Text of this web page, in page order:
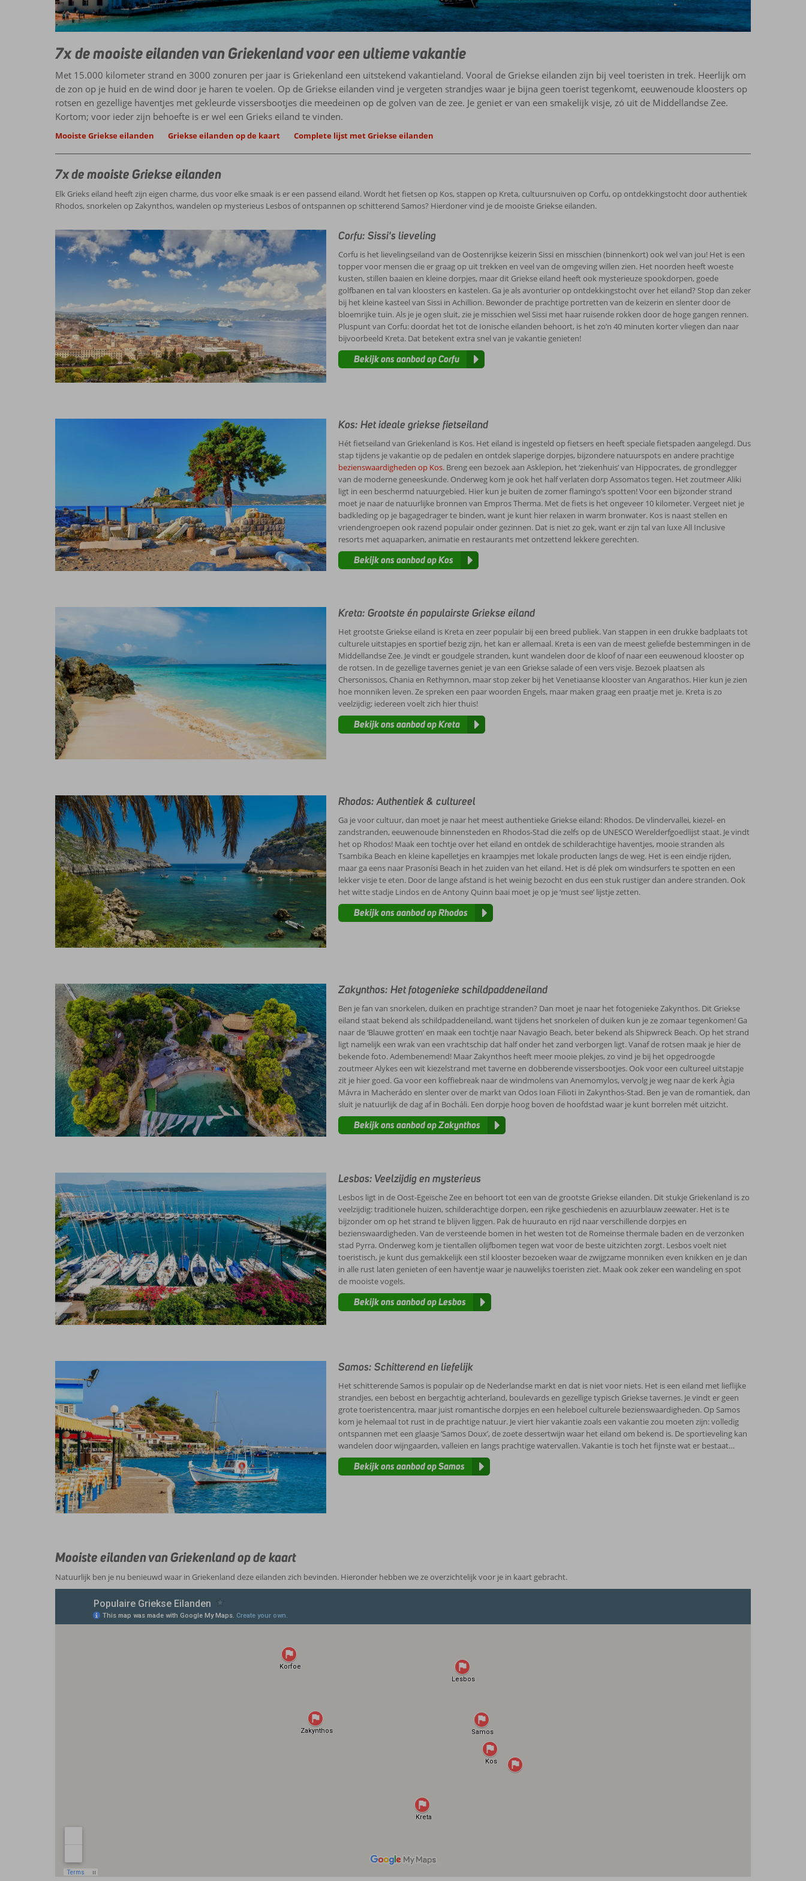
7x de mooiste eilanden van Griekenland voor een ultieme vakantie
Met 15.000 kilometer strand en 3000 zonuren per jaar is Griekenland een uitstekend vakantieland. Vooral de Griekse eilanden zijn bij veel toeristen in trek. Heerlijk om
de zon op je huid en de wind door je haren te voelen. Op de Griekse eilanden vind je vergeten strandjes waar je bijna geen toerist tegenkomt, eeuwenoude kloosters op
rotsen en gezellige haventjes met gekleurde vissersbootjes die meedeinen op de golven van de zee. Je geniet er van een smakelijk visje, zó uit de Middellandse Zee.
Kortom; voor ieder zijn behoefte is er wel een Grieks eiland te vinden.
Mooiste Griekse eilanden Griekse eilanden op de kaart Complete lijst met Griekse eilanden
7x de mooiste Griekse eilanden
Elk Grieks eiland heeft zijn eigen charme, dus voor elke smaak is er een passend eiland. Wordt het fietsen op Kos, stappen op Kreta, cultuursnuiven op Corfu, op ontdekkingstocht door authentiek
Rhodos, snorkelen op Zakynthos, wandelen op mysterieus Lesbos of ontspannen op schitterend Samos? Hierdoner vind je de mooiste Griekse eilanden.
Corfu: Sissi's lieveling
Corfu is het lievelingseiland van de Oostenrijkse keizerin Sissi en misschien (binnenkort) ook wel van jou! Het is een
topper voor mensen die er graag op uit trekken en veel van de omgeving willen zien. Het noorden heeft woeste
kusten, stillen baaien en kleine dorpjes, maar dit Griekse eiland heeft ook mysterieuze spookdorpen, goede
golfbanen en tal van kloosters en kastelen. Ga je als avonturier op ontdekkingstocht over het eiland? Stop dan zeker
bij het kleine kasteel van Sissi in Achillion. Bewonder de prachtige portretten van de keizerin en slenter door de
bloemrijke tuin. Als je je ogen sluit, zie je misschien wel Sissi met haar ruisende rokken door de hoge gangen rennen.
Pluspunt van Corfu: doordat het tot de Ionische eilanden behoort, is het zo’n 40 minuten korter vliegen dan naar
bijvoorbeeld Kreta. Dat betekent extra snel van je vakantie genieten!
Bekijk ons aanbod op Corfu
Kos: Het ideale griekse fietseiland
Hét fietseiland van Griekenland is Kos. Het eiland is ingesteld op fietsers en heeft speciale fietspaden aangelegd. Dus
stap tijdens je vakantie op de pedalen en ontdek slaperige dorpjes, bijzondere natuurspots en andere prachtige
bezienswaardigheden op Kos. Breng een bezoek aan Asklepion, het ‘ziekenhuis’ van Hippocrates, de grondlegger
van de moderne geneeskunde. Onderweg kom je ook het half verlaten dorp Assomatos tegen. Het zoutmeer Aliki
ligt in een beschermd natuurgebied. Hier kun je buiten de zomer flamingo’s spotten! Voor een bijzonder strand
moet je naar de natuurlijke bronnen van Empros Therma. Met de fiets is het ongeveer 10 kilometer. Vergeet niet je
badkleding op je bagagedrager te binden, want je kunt hier relaxen in warm bronwater. Kos is naast stellen en
vriendengroepen ook razend populair onder gezinnen. Dat is niet zo gek, want er zijn tal van luxe All Inclusive
resorts met aquaparken, animatie en restaurants met ontzettend lekkere gerechten.
Bekijk ons aanbod op Kos
Kreta: Grootste én populairste Griekse eiland
Het grootste Griekse eiland is Kreta en zeer populair bij een breed publiek. Van stappen in een drukke badplaats tot
culturele uitstapjes en sportief bezig zijn, het kan er allemaal. Kreta is een van de meest geliefde bestemmingen in de
Middellandse Zee. Je vindt er goudgele stranden, kunt wandelen door de kloof of naar een eeuwenoud klooster op
de rotsen. In de gezellige tavernes geniet je van een Griekse salade of een vers visje. Bezoek plaatsen als
Chersonissos, Chania en Rethymnon, maar stop zeker bij het Venetiaanse klooster van Angarathos. Hier kun je zien
hoe monniken leven. Ze spreken een paar woorden Engels, maar maken graag een praatje met je. Kreta is zo
veelzijdig; iedereen voelt zich hier thuis!
Bekijk ons aanbod op Kreta
Rhodos: Authentiek & cultureel
Ga je voor cultuur, dan moet je naar het meest authentieke Griekse eiland: Rhodos. De vlindervallei, kiezel- en
zandstranden, eeuwenoude binnensteden en Rhodos-Stad die zelfs op de UNESCO Werelderfgoedlijst staat. Je vindt
het op Rhodos! Maak een tochtje over het eiland en ontdek de schilderachtige haventjes, mooie stranden als
Tsambika Beach en kleine kapelletjes en kraampjes met lokale producten langs de weg. Het is een eindje rijden,
maar ga eens naar Prasonísi Beach in het zuiden van het eiland. Het is dé plek om windsurfers te spotten en een
lekker visje te eten. Door de lange afstand is het weinig bezocht en dus een stuk rustiger dan andere stranden. Ook
het witte stadje Lindos en de Antony Quinn baai moet je op je ‘must see’ lijstje zetten.
Bekijk ons aanbod op Rhodos
Zakynthos: Het fotogenieke schildpaddeneiland
Ben je fan van snorkelen, duiken en prachtige stranden? Dan moet je naar het fotogenieke Zakynthos. Dit Griekse
eiland staat bekend als schildpaddeneiland, want tijdens het snorkelen of duiken kun je ze zomaar tegenkomen! Ga
naar de ‘Blauwe grotten’ en maak een tochtje naar Navagio Beach, beter bekend als Shipwreck Beach. Op het strand
ligt namelijk een wrak van een vrachtschip dat half onder het zand verborgen ligt. Vanaf de rotsen maak je hier de
bekende foto. Adembenemend! Maar Zakynthos heeft meer mooie plekjes, zo vind je bij het opgedroogde
zoutmeer Alykes een wit kiezelstrand met taverne en dobberende vissersbootjes. Ook voor een cultureel uitstapje
zit je hier goed. Ga voor een koffiebreak naar de windmolens van Anemomylos, vervolg je weg naar de kerk Àgia
Mávra in Macherádo en slenter over de markt van Odos Ioan Filioti in Zakynthos-Stad. Ben je van de romantiek, dan
sluit je natuurlijk de dag af in Bocháli. Een dorpje hoog boven de hoofdstad waar je kunt borrelen mét uitzicht.
Bekijk ons aanbod op Zakynthos
Lesbos: Veelzijdig en mysterieus
Lesbos ligt in de Oost-Egeïsche Zee en behoort tot een van de grootste Griekse eilanden. Dit stukje Griekenland is zo
veelzijdig: traditionele huizen, schilderachtige dorpen, een rijke geschiedenis en azuurblauw zeewater. Het is te
bijzonder om op het strand te blijven liggen. Pak de huurauto en rijd naar verschillende dorpjes en
bezienswaardigheden. Van de versteende bomen in het westen tot de Romeinse thermale baden en de verzonken
stad Pyrra. Onderweg kom je tientallen olijfbomen tegen wat voor de beste uitzichten zorgt. Lesbos voelt niet
toeristisch, je kunt dus gemakkelijk een stil klooster bezoeken waar de zwijgzame monniken even knikken en je dan
in alle rust laten genieten of een haventje waar je nauwelijks toeristen ziet. Maak ook zeker een wandeling en spot
de mooiste vogels.
Bekijk ons aanbod op Lesbos
Samos: Schitterend en liefelijk
Het schitterende Samos is populair op de Nederlandse markt en dat is niet voor niets. Het is een eiland met lieflijke
strandjes, een bebost en bergachtig achterland, boulevards en gezellige typisch Griekse tavernes. Je vindt er geen
grote toeristencentra, maar juist romantische dorpjes en een heleboel culturele bezienswaardigheden. Op Samos
kom je helemaal tot rust in de prachtige natuur. Je viert hier vakantie zoals een vakantie zou moeten zijn: volledig
ontspannen met een glaasje ‘Samos Doux’, de zoete dessertwijn waar het eiland om bekend is. De sportieveling kan
wandelen door wijngaarden, valleien en langs prachtige watervallen. Vakantie is toch het fijnste wat er bestaat…
Bekijk ons aanbod op Samos
Mooiste eilanden van Griekenland op de kaart
Natuurlijk ben je nu benieuwd waar in Griekenland deze eilanden zich bevinden. Hieronder hebben we ze overzichtelijk voor je in kaart gebracht.